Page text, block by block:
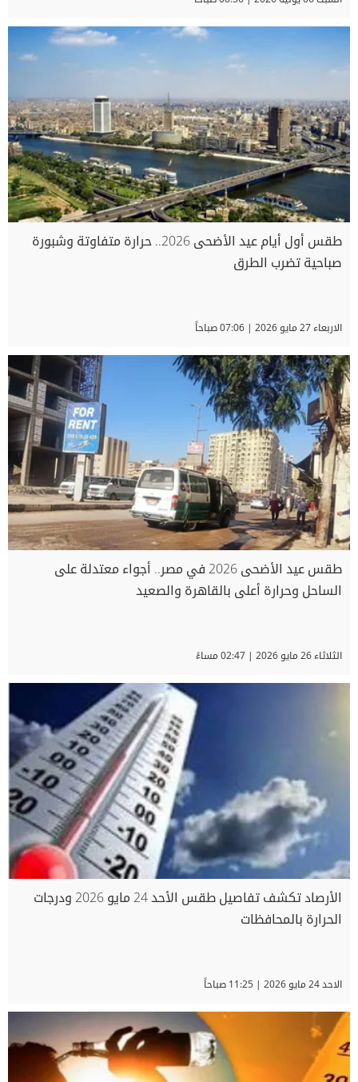
طقس أول أيام عيد الأضحى 2026.. حرارة متفاوتة وشبورة
صباحية تضرب الطرق
الاربعاء 27 مايو 2026 | 07:06 صباحاً
طقس عيد الأضحى 2026 في مصر.. أجواء معتدلة على
الساحل وحرارة أعلى بالقاهرة والصعيد
الثلاثاء 26 مايو 2026 | 02:47 مساءً
الأرصاد تكشف تفاصيل طقس الأحد 24 مايو 2026 ودرجات
الحرارة بالمحافظات
الاحد 24 مايو 2026 | 11:25 صباحاً